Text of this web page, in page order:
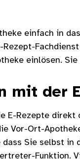
einfach in
einlösen.
mit der
E-Rezepte
Vor-Ort-
Sie selbst in
Funktion.